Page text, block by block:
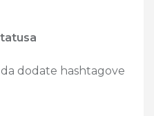
dodate hashtagove